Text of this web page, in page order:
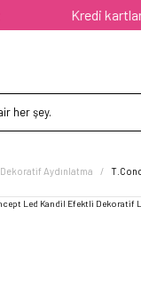
Kredi
Dekoratif Aydınlatma